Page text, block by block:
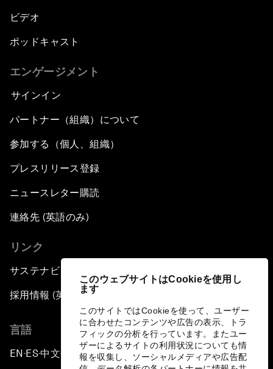
このウェブサイトはCookieを使用し
ます
このサイトではCookieを使って、ユーザー
に合わせたコンテンツや広告の表示、トラ
フィックの分析を行っています。またユー
ザーによるサイトの利用状況についても情
報を収集し、ソーシャルメディアや広告配
ビデオ
ポッドキャスト
エンゲージメント
サインイン
パートナー（組織）について
参加する（個人、組織）
プレスリリース登録
ニュースレター購読
連絡先 (英語のみ)
リンク
サステナビリティへの取り組み
採用情報 (英語のみ)
言語
EN ▪ES▪中文▪ 日本語